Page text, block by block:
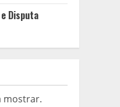
Disputa
mostrar.